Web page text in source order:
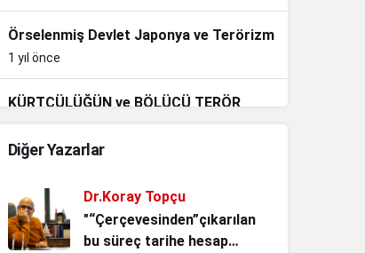
Siyasallaşması
Örselenmiş Devlet Japonya ve Terörizm
1 yıl önce
KÜRTÇÜLÜĞÜN ve BÖLÜCÜ TERÖR
1 yıl önce
TERÖRİZM VE UYUŞTURUCU
1 yıl önce
Diğer Yazarlar
Dr.Koray Topçu
"“Çerçevesinden”çıkarılan
bu süreç tarihe hesap